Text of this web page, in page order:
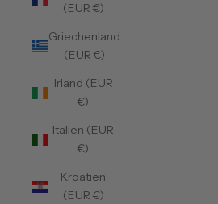
(EUR €)
Griechenland
(EUR €)
Irland (EUR
€)
Italien (EUR
€)
Kroatien
(EUR €)